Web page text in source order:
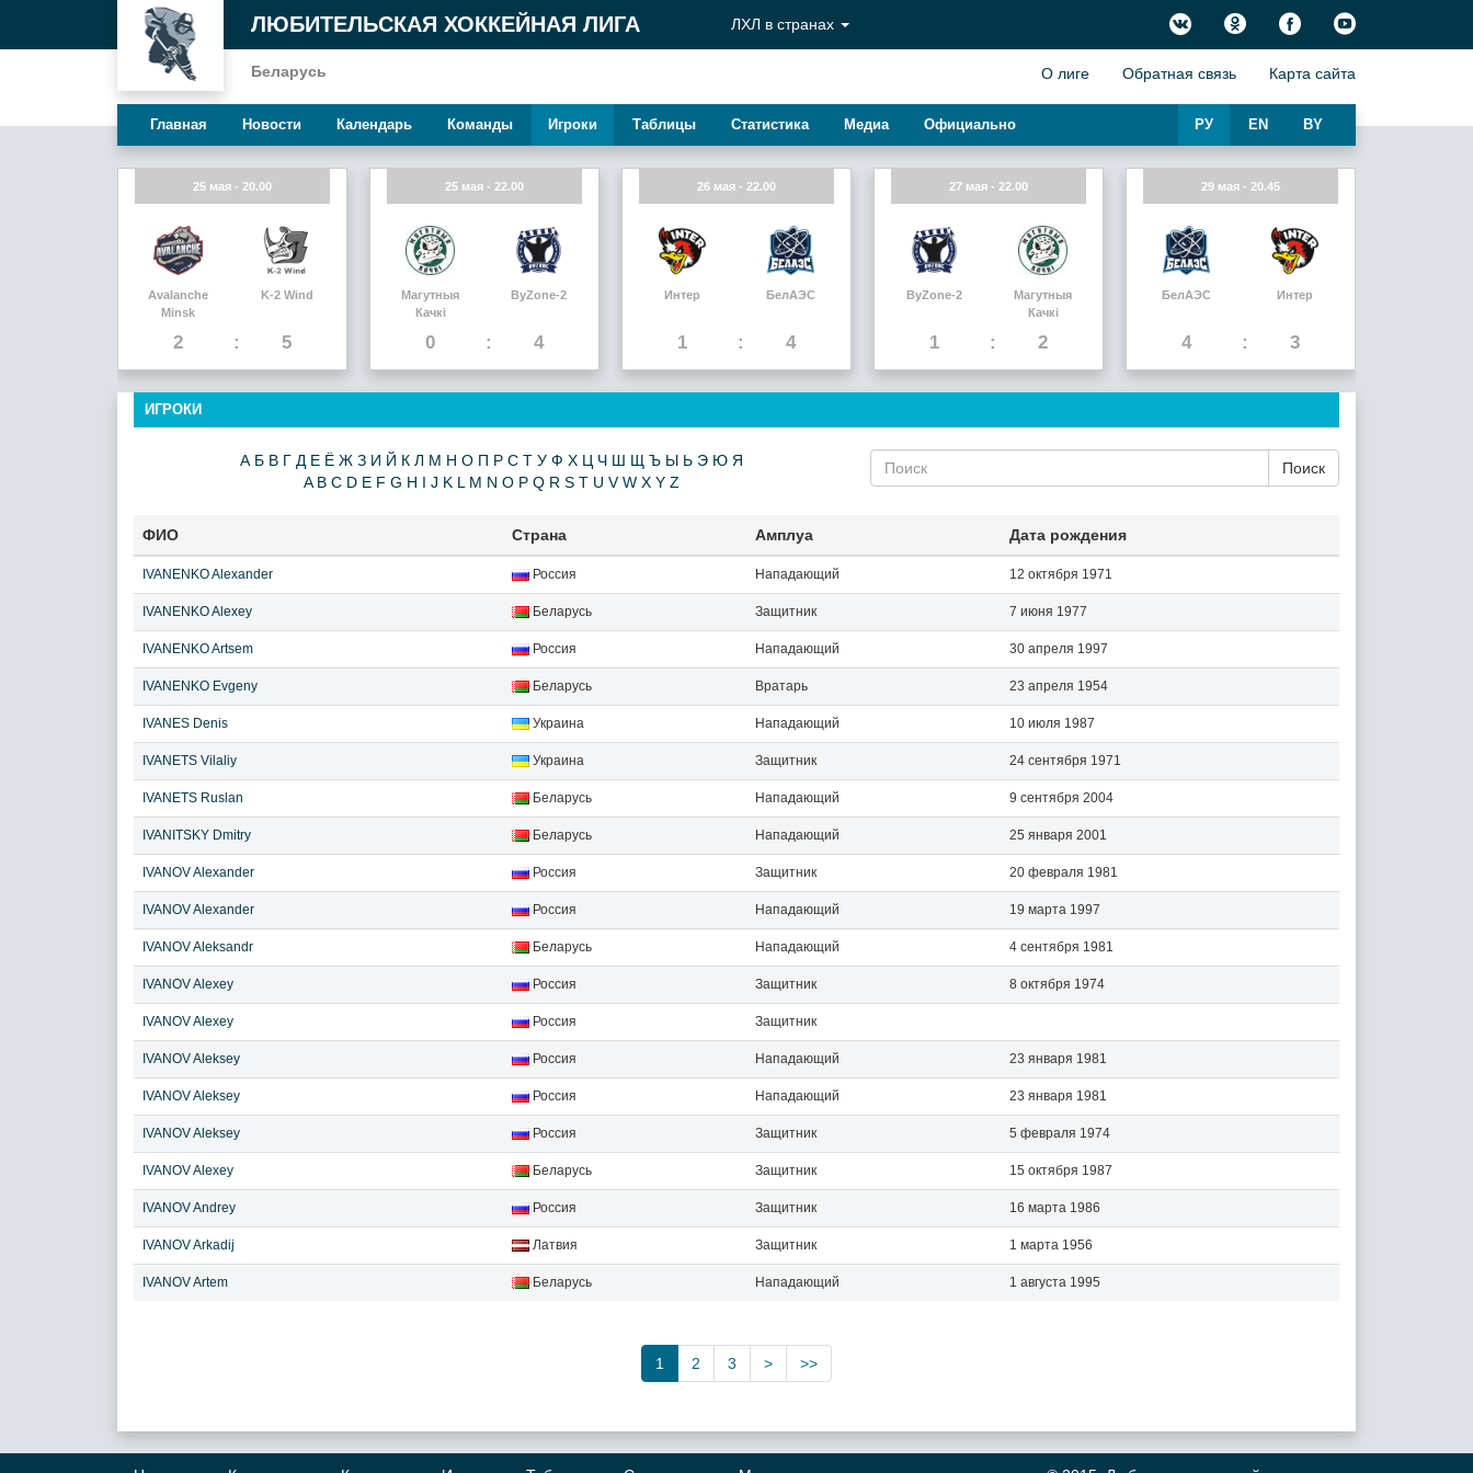
ЛЮБИТЕЛЬСКАЯ ХОККЕЙНАЯ ЛИГА
Беларусь
ЛХЛ в странах
О лиге Обратная связь Карта сайта
Главная Новости Календарь Команды Игроки Таблицы Статистика Медиа Официально BY
EN
РУ
25 мая - 20.00
Avalanche
Minsk
2
K-2 Wind
5
25 мая - 22.00
Магутныя
Качкi
0
ByZone-2
4
26 мая - 22.00
Интер
1
БелАЭС
4
27 мая - 22.00
ByZone-2
1
Магутныя
Качкi
2
29 мая - 20.45
БелАЭС
4
Интер
3
ИГРОКИ
А Б В Г Д Е Ё Ж З И Й К Л М Н О П Р С Т У Ф Х Ц Ч Ш Щ Ъ Ы Ь Э Ю Я
A B C D E F G H I J K L M N O P Q R S T U V W X Y Z
Поиск
ФИО Страна Амплуа Дата рождения
IVANENKO Alexander Россия Нападающий 12 октября 1971
IVANENKO Alexey Беларусь Защитник 7 июня 1977
IVANENKO Artsem Россия Нападающий 30 апреля 1997
IVANENKO Evgeny Беларусь Вратарь 23 апреля 1954
IVANES Denis Украина Нападающий 10 июля 1987
IVANETS Vilaliy Украина Защитник 24 сентября 1971
IVANETS Ruslan Беларусь Нападающий 9 сентября 2004
IVANITSKY Dmitry Беларусь Нападающий 25 января 2001
IVANOV Alexander Россия Защитник 20 февраля 1981
IVANOV Alexander Россия Нападающий 19 марта 1997
IVANOV Aleksandr Беларусь Нападающий 4 сентября 1981
IVANOV Alexey Россия Защитник 8 октября 1974
IVANOV Alexey Россия Защитник
IVANOV Aleksey Россия Нападающий 23 января 1981
IVANOV Aleksey Россия Нападающий 23 января 1981
IVANOV Aleksey Россия Защитник 5 февраля 1974
IVANOV Alexey Беларусь Защитник 15 октября 1987
IVANOV Andrey Россия Защитник 16 марта 1986
IVANOV Arkadij Латвия Защитник 1 марта 1956
IVANOV Artem Беларусь Нападающий 1 августа 1995
1 2 3 > >>